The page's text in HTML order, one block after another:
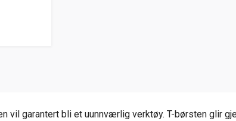
garantert bli et uunnværlig verktøy. T-børsten glir